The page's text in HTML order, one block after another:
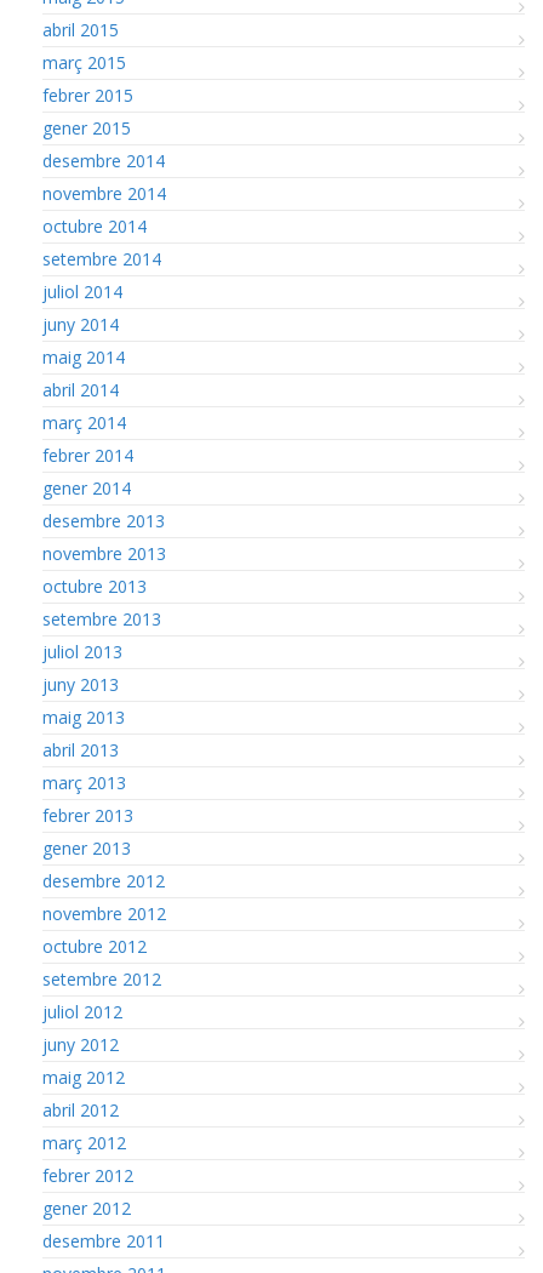
abril 2015
març 2015
febrer 2015
gener 2015
desembre 2014
novembre 2014
octubre 2014
setembre 2014
juliol 2014
juny 2014
maig 2014
abril 2014
març 2014
febrer 2014
gener 2014
desembre 2013
novembre 2013
octubre 2013
setembre 2013
juliol 2013
juny 2013
maig 2013
abril 2013
març 2013
febrer 2013
gener 2013
desembre 2012
novembre 2012
octubre 2012
setembre 2012
juliol 2012
juny 2012
maig 2012
abril 2012
març 2012
febrer 2012
gener 2012
desembre 2011